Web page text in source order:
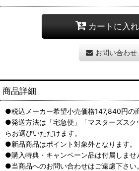
カートに入
お問い合わせ
商品詳細
●税込メーカー希望小売価格147,840円の
●発送方法は「宅急便」「マスターズスク
らお選びいただけます。
●新品商品はポイント対象外となります。
●購入特典・キャンペーン品は付属しませ
●当商品へのお問い合わせはご遠慮下さい。